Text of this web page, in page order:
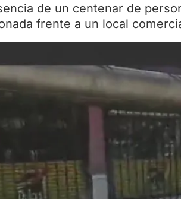
de un centenar de
frente a un local